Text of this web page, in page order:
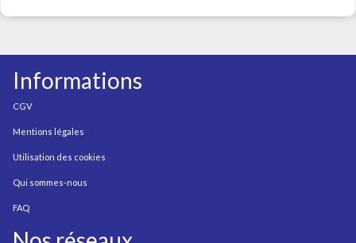
Informations
CGV
Mentions légales
Utilisation des cookies
Qui sommes-nous
FAQ